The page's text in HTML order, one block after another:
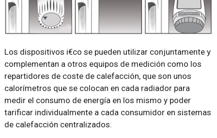
Los dispositivos i€co se pueden utilizar conjuntamente y
complementan a otros equipos de medición como los
repartidores de coste de calefacción, que son unos
calorímetros que se colocan en cada radiador para
medir el consumo de energía en los mismo y poder
tarificar individualmente a cada consumidor en sistemas
de calefacción centralizados.